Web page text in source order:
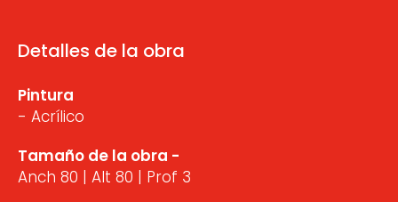
Detalles de la obra
Pintura
- Acrílico
Tamaño de la obra -
Anch 80 | Alt 80 | Prof 3